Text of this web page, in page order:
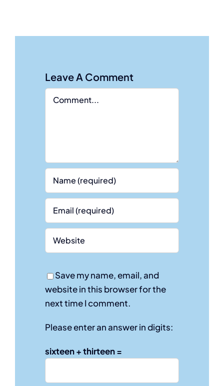
Leave A Comment
Comment
Save my name, email, and
website in this browser for the
next time I comment.
Please enter an answer in digits:
sixteen + thirteen =